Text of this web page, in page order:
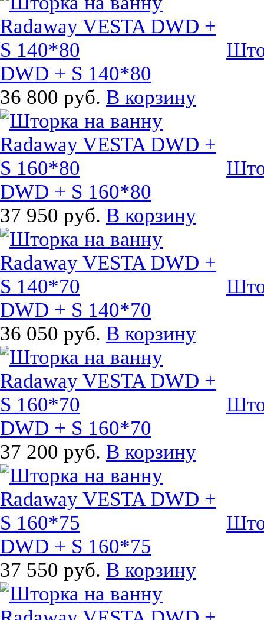
DWD + S 140*80
36 800 руб. В корзину
DWD + S 160*80
37 950 руб. В корзину
DWD + S 140*70
36 050 руб. В корзину
DWD + S 160*70
37 200 руб. В корзину
DWD + S 160*75
37 550 руб. В корзину